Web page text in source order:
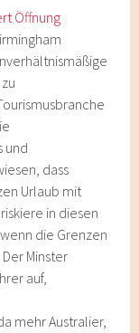
Öffnung
und
dass
Urlaub mit
in diesen
die Grenzen
Minster
auf,
mehr Australier,